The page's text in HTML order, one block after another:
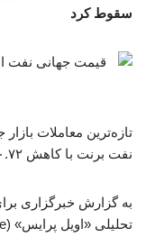
سقوط کرد
تازه‌ترین معاملات
نفت برنت با کاهش ۰.۷۲ درصدی به ۷۸.۴۲ دلار رسیده است.
به گزارش خبرگزاری